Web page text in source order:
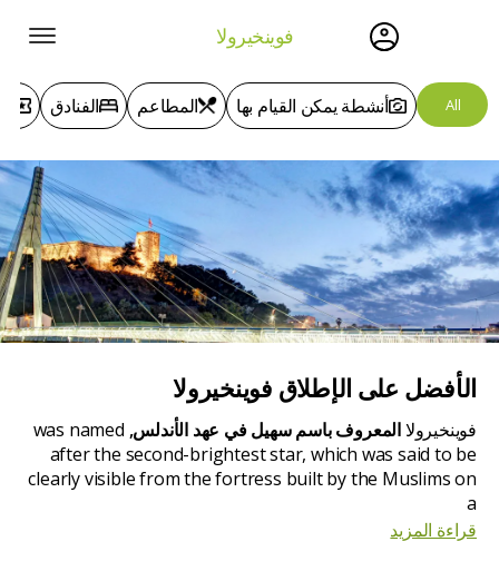
فوينخيرولا
All أنشطة يمكن القيام بها المطاعم الفنادق
الأفضل على الإطلاق فوينخيرولا
فوينخيرولاالمعروف باسم سهيل في عهد الأندلس, was named
after the second-brightest star, which was said to be
clearly visible from the fortress built by the Muslims on
a
قراءة المزيد